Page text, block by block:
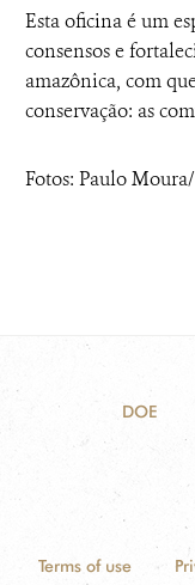
Esta oficina é um
consensos e
amazônica, com
conservação: as
Fotos: Paulo
DOE
Terms of use